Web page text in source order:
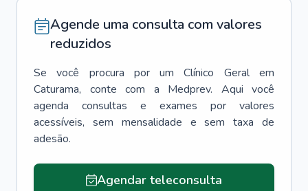
Agende uma consulta com valores
reduzidos
Se você procura por um Clínico Geral
em
Caturama, conte com a Medprev. Aqui você
agenda consultas e exames por valores
acessíveis, sem mensalidade e sem taxa de
adesão.
Agendar teleconsulta